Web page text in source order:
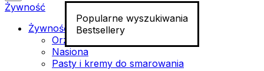
Popularne wyszukiwania
Bestsellery
Żywność
Żywność funkcjonalna
Orzechy
Nasiona
Pasty i kremy do smarowania